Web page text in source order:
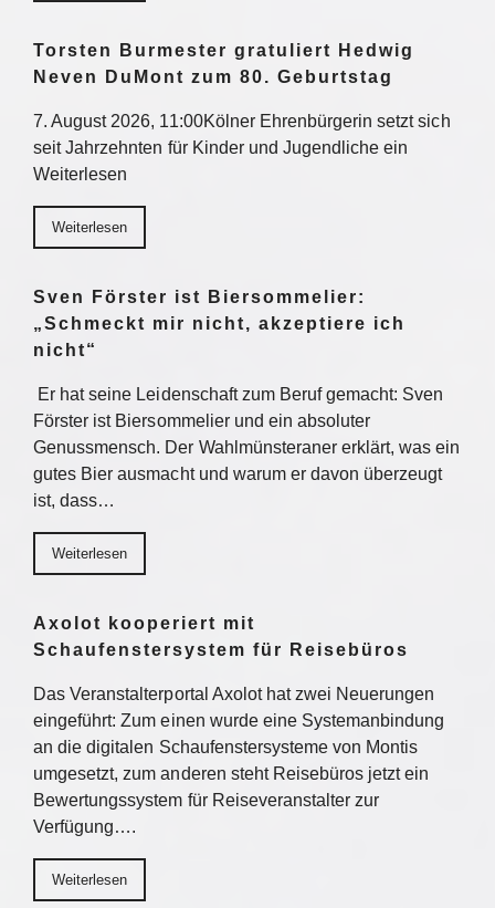
Torsten Burmester gratuliert Hedwig
Neven DuMont zum 80. Geburtstag
7. August 2026, 11:00Kölner Ehrenbürgerin setzt sich
seit Jahrzehnten für Kinder und Jugendliche ein
Weiterlesen
Weiterlesen
Sven Förster ist Biersommelier:
„Schmeckt mir nicht, akzeptiere ich
nicht“
Er hat seine Leidenschaft zum Beruf gemacht: Sven
Förster ist Biersommelier und ein absoluter
Genussmensch. Der Wahlmünsteraner erklärt, was ein
gutes Bier ausmacht und warum er davon überzeugt
ist, dass…
Weiterlesen
Axolot kooperiert mit
Schaufenstersystem für Reisebüros
Das Veranstalterportal Axolot hat zwei Neuerungen
eingeführt: Zum einen wurde eine Systemanbindung
an die digitalen Schaufenstersysteme von Montis
umgesetzt, zum anderen steht Reisebüros jetzt ein
Bewertungssystem für Reiseveranstalter zur
Verfügung….
Weiterlesen